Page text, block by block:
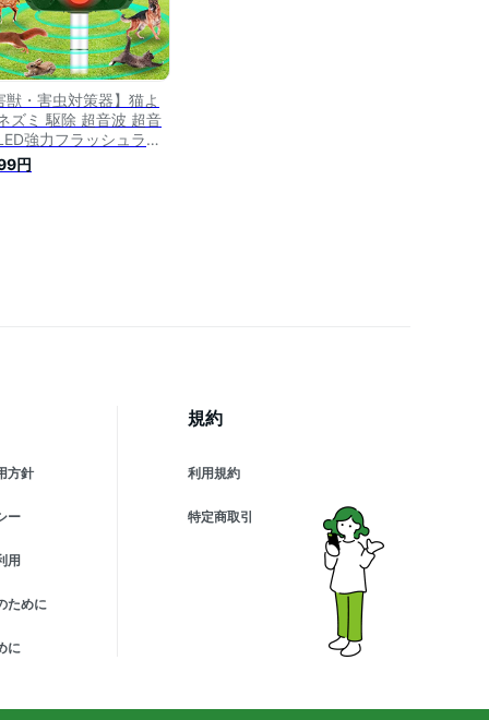
獣・害虫対策器】猫よ
ズミ 駆除 超音波 超音
強力フラッシュライ
除け 動物撃退器 防水
天井 車庫 猫避け 猫撃
円
方針
ー
用
ために
に
規約
利用規約
特定商取引